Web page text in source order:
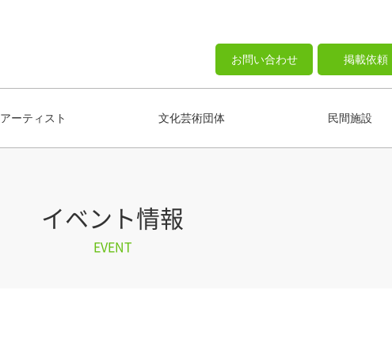
お問い合わせ 掲載依頼
アーティスト 文化芸術団体 民間施設
イベント情報
EVENT